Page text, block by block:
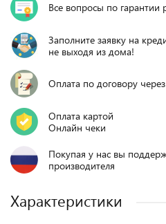
Все вопросы по
Заполните заявку на
не выходя из дома!
Оплата по договору
Оплата картой
Онлайн чеки
Покупая у нас вы
производителя
Характеристики